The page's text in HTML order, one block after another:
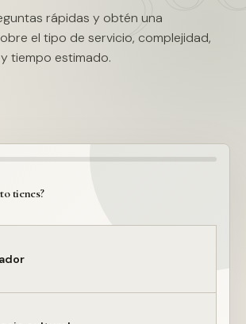
rápidas y obtén una
el tipo de servicio, complejidad,
tiempo estimado.
tienes?